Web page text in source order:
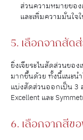
ส่วนความหมายขอ
และเพิ่มความมั่นใจ
5. เลือกจากสัด
ยิ่งเจียระไนสัดส่วนของ
มากขึ้นด้วย ทั้งนี้แนะน
แบ่งสัดส่วนออกเป็น 3
Excellent และ
6. เลือกจากสีข